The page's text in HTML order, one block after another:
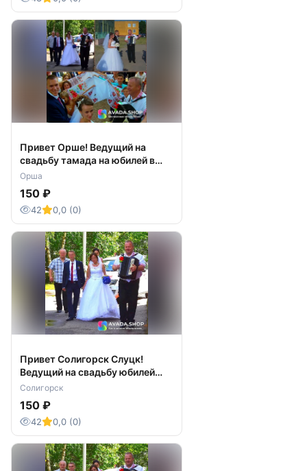
Привет Орше! Ведущий на
свадьбу тамада на юбилей в
Толочине Бобр Борисов
Химы
Орша
150 ₽
42 0,0 (0)
Привет Солигорск Слуцк!
Ведущий на свадьбу юбилей
корпоративы проводы в армию
Солигорск
150 ₽
42 0,0 (0)